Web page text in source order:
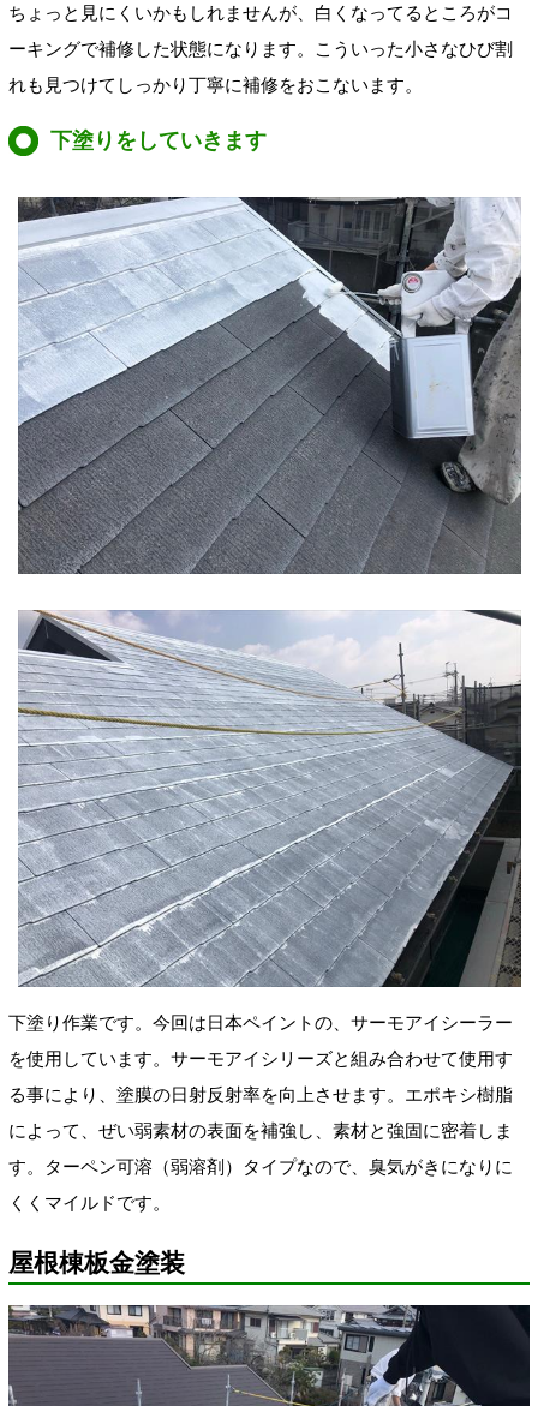
ちょっと見にくいかもしれませんが、白くなってるところがコ
ーキングで補修した状態になります。こういった小さなひび割
れも見つけてしっかり丁寧に補修をおこないます。
下塗りをしていきます
下塗り作業です。今回は日本ペイントの、サーモアイシーラー
を使用しています。サーモアイシリーズと組み合わせて使用す
る事により、塗膜の日射反射率を向上させます。エポキシ樹脂
によって、ぜい弱素材の表面を補強し、素材と強固に密着しま
す。ターペン可溶（弱溶剤 ）タイプなので、臭気がきになりに
くくマイルドです。
屋根棟板金塗装